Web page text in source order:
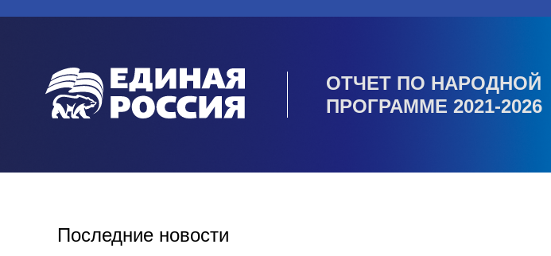
ОТЧЕТ ПО НАРОДНОЙ
ПРОГРАММЕ 2021-2026
Последние новости